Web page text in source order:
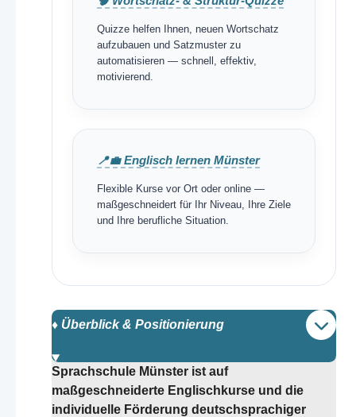
Quizze helfen Ihnen, neuen Wortschatz
aufzubauen und Satzmuster zu
automatisieren — schnell, effektiv,
motivierend.
📍💼 Englisch lernen Münster
Flexible Kurse vor Ort oder online —
maßgeschneidert für Ihr Niveau, Ihre Ziele
und Ihre berufliche Situation.
♦️ Überblick & Positionierung
Sprachschule Münster ist auf
maßgeschneiderte Englischkurse und die
individuelle Förderung deutschsprachiger